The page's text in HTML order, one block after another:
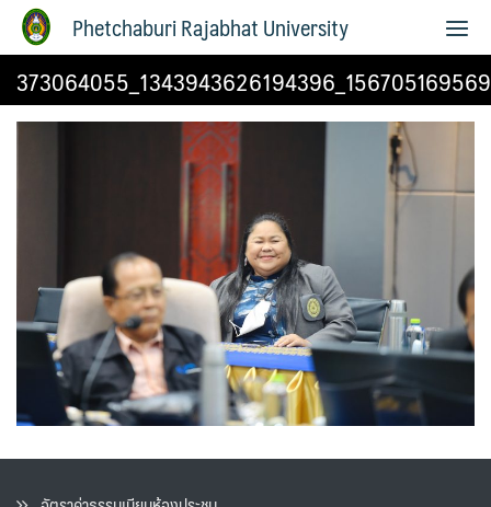
Phetchaburi Rajabhat University